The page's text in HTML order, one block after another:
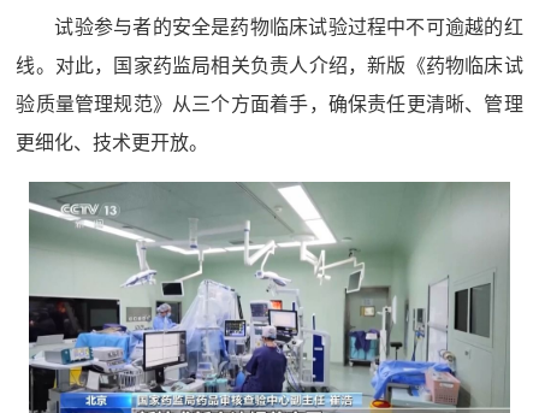
试验参与者的安全是药物临床试验过程中不可逾越的红
线。对此，国家药监局相关负责人介绍，新版《药物临床试
验质量管理规范》从三个方面着手，确保责任更清晰、管理
更细化、技术更开放。